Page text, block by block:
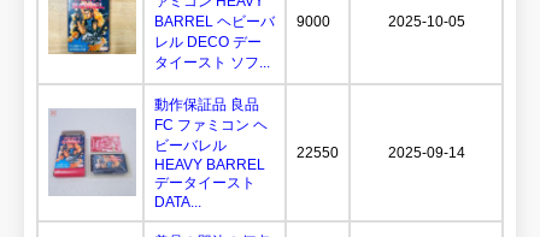
BARREL ヘビーバ
レル DECO デー
タイースト ソフ...
9000 2025-10-05
動作保証品 良品
FC ファミコン ヘ
ビーバレル
HEAVY BARREL
データイースト
DATA...
22550 2025-09-14